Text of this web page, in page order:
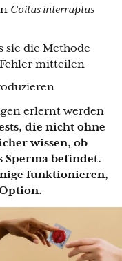
Coitus interruptus
sie die Methode
mitteilen
erlernt werden
die nicht ohne
wissen, ob
Sperma befindet.
funktionieren,